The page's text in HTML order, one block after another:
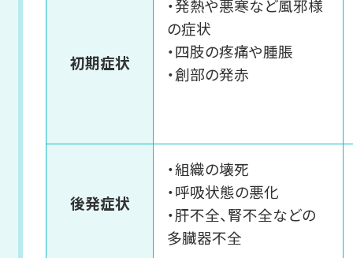
初期症状
・発熱や悪寒など風邪様
の症状
・四肢の疼痛や腫脹
・創部の発赤
後発症状
・組織の壊死
・呼吸状態の悪化
・肝不全、腎不全などの
多臓器不全